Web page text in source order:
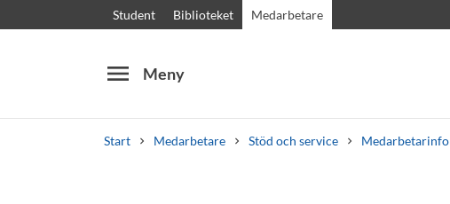
Student Biblioteket Medarbetare
menu Meny
Start Medarbetare Stöd och service Medarbetarinfo